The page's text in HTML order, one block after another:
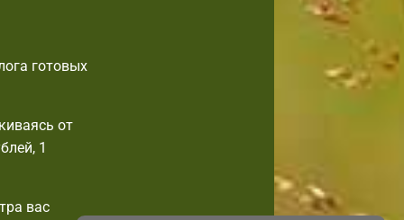
готовых
от
1
вас